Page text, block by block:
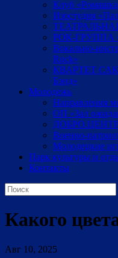
Клуб
Изостудия
РОК-ГРУППА
Вокально-
Rock»
КВАРТЕТ
Бэнд»
Молодежь
Направления
ОП «Зал
ДОБРО.ЦЕНТР/
Военно-
Молодецкие
Парк культуры и
Контакты
Какого
Авг 10, 2025